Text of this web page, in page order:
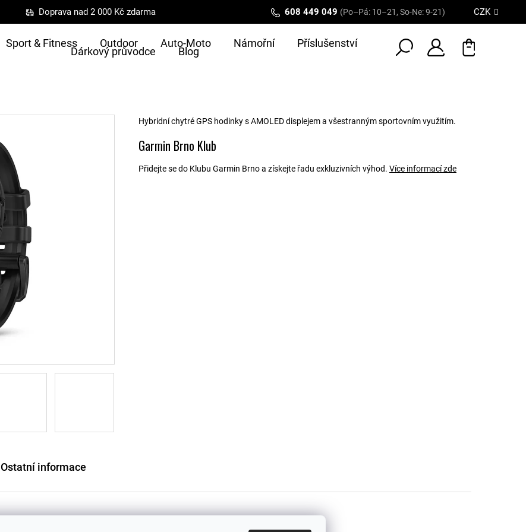
Doprava nad 2 000 Kč zdarma 608 449 049 (Po–Pá: 10–21, So-Ne: 9-21) CZK
Sport & Fitness Outdoor Auto-Moto Námořní Příslušenství
Dárkový průvodce Blog
Hybridní chytré GPS hodinky s AMOLED displejem a všestranným sportovním využitím.
Garmin Brno Klub
Přidejte se do Klubu Garmin Brno a získejte řadu exkluzivních výhod. Více informací zde
Ostatní informace